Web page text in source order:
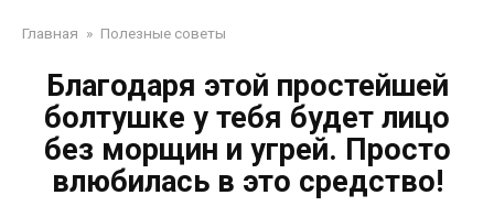
Главная » Полезные советы
Благодаря этой простейшей
болтушке у тебя будет лицо
без морщин и угрей. Просто
влюбилась в это средство!